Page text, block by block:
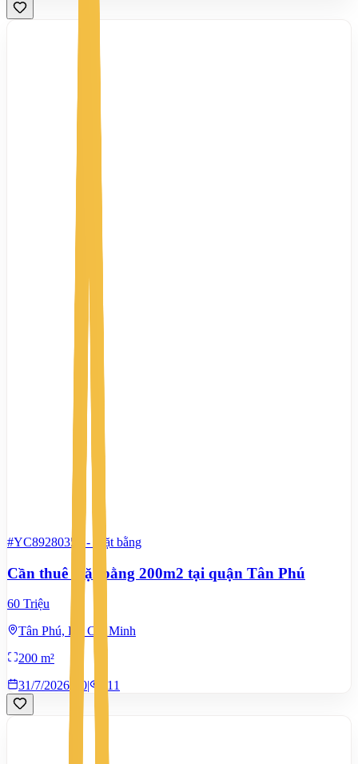
#YC89280357 - Mặt bằng
Cần thuê mặt bằng 200m2 tại quận Tân Phú
60 Triệu
Tân Phú, Hồ Chí Minh
200 m²
31/7/2026
0| 411